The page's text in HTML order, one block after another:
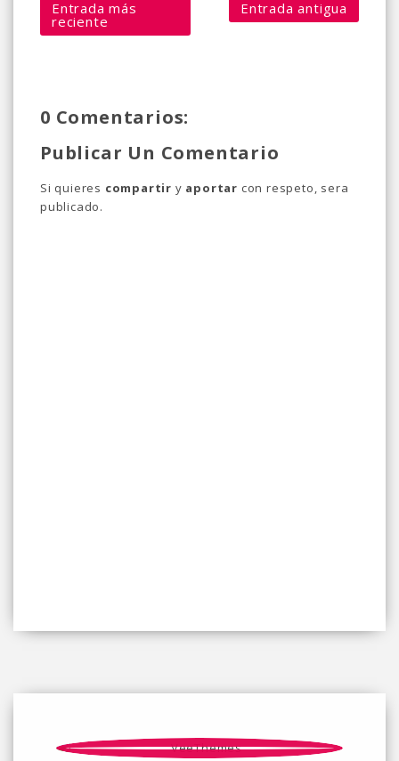
Entrada más
reciente
Entrada antigua
0 Comentarios:
Publicar Un Comentario
Si quieres compartir y aportar con respeto, sera
publicado.